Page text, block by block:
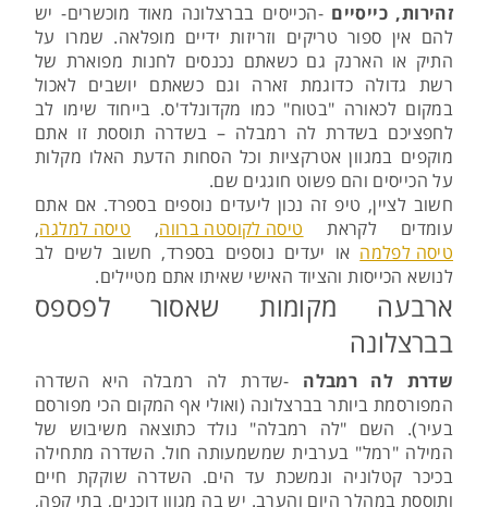
זהירות, כייסיים -הכייסים בברצלונה מאוד מוכשרים- יש
להם אין ספור טריקים וזריזות ידיים מופלאה. שמרו על
התיק או הארנק גם כשאתם נכנסים לחנות מפוארת של
רשת גדולה כדוגמת זארה וגם כשאתם יושבים לאכול
במקום לכאורה "בטוח" כמו מקדונלד'ס. בייחוד שימו לב
לחפציכם בשדרת לה רמבלה – בשדרה תוססת זו אתם
מוקפים במגוון אטרקציות וכל הסחות הדעת האלו מקלות
על הכייסים והם פשוט חוגגים שם.
חשוב לציין, טיפ זה נכון ליעדים נוספים בספרד. אם אתם
עומדים לקראת טיסה לקוסטה ברווה, טיסה למלגה,
טיסה לפלמה או יעדים נוספים בספרד, חשוב לשים לב
לנושא הכייסות והציוד האישי שאיתו אתם מטיילים.
ארבעה מקומות שאסור לפספס
בברצלונה
שדרת לה רמבלה -שדרת לה רמבלה היא השדרה
המפורסמת ביותר בברצלונה (ואולי אף המקום הכי מפורסם
בעיר). השם "לה רמבלה" נולד כתוצאה משיבוש של
המילה "רמל" בערבית שמשמעותה חול. השדרה מתחילה
בכיכר קטלוניה ונמשכת עד הים. השדרה שוקקת חיים
ותוססת במהלך היום והערב. יש בה מגוון דוכנים, בתי קפה,